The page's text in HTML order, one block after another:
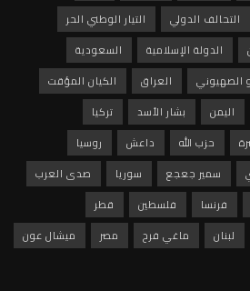
التحالف الدولي
التيار الوطني الحر
الدولة الإسلامية
السعودية
الصهيوني العراق
الكيان المؤقت
اليمن بشار الأسد
تركيا
حزب الله داعش
روسيا
سمير جعجع سوريا
صدى العرب
فرنسا فلسطين
قطر
لبنان ماغي فرح مصر
ميشال عون